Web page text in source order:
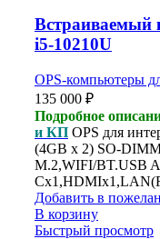
Встраиваемый
i5-10210U
OPS-компьютеры
135 000 ₽
Подробное
и КП OPS для
(4GB x 2) SO-
M.2,WIFI/BT.USB
Добавить в
В корзину
Быстрый просмотр